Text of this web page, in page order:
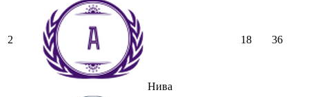
2
Нива
18 36